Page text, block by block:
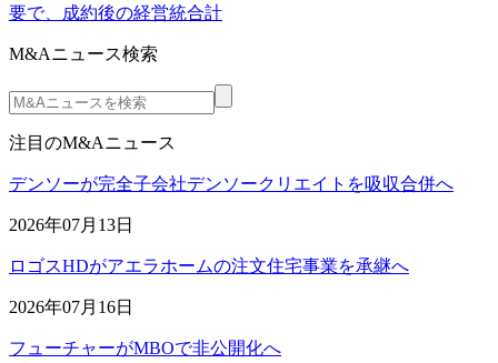
要で、成約後の経営統合計
M&Aニュース検索
注目のM&Aニュース
デンソーが完全子会社デンソークリエイトを吸収合併へ
2026年07月13日
ロゴスHDがアエラホームの注文住宅事業を承継へ
2026年07月16日
フューチャーがMBOで非公開化へ